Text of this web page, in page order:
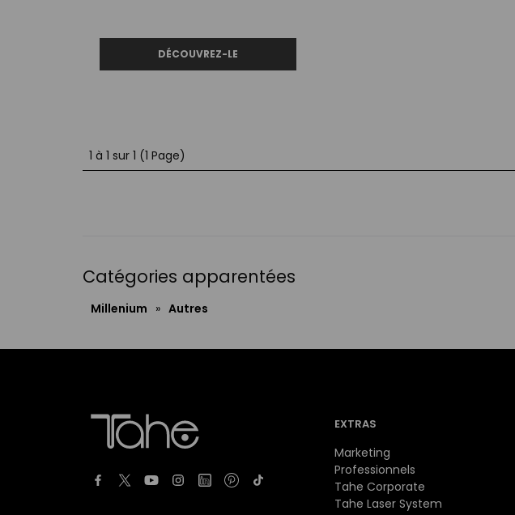
1 à 1 sur 1 (1 Page)
Catégories apparentées
Millenium » Autres
EXTRAS
Marketing
Professionnels
Tahe Corporate
Tahe Laser System